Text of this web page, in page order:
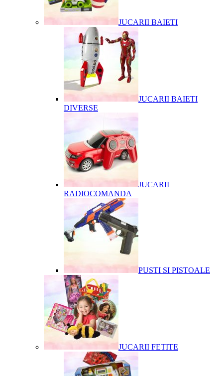
JUCARII BAIETI
JUCARII BAIETI
DIVERSE
JUCARII
RADIOCOMANDA
PUSTI SI PISTOALE
JUCARII FETITE